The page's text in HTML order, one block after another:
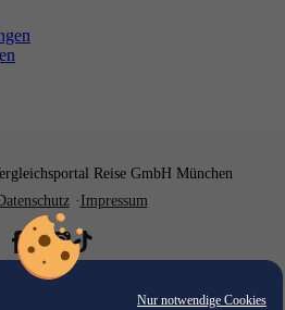
Nur notwendige Cookies
Reise GmbH München
Impressum